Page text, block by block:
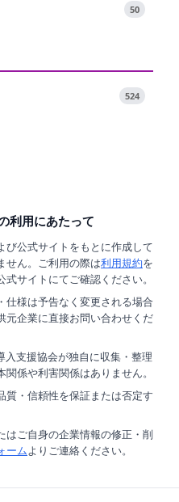
50
524
利用にあたって
び公式サイトをもとに作成して
せん。ご利用の際は利用規約を
サイトにてご確認ください。
仕様は予告なく変更される場合
元企業に直接お問い合わせくだ
支援協会が独自に収集・整理
係や利害関係はありません。
質・信頼性を保証または否定す
はご自身の企業情報の修正・削
ームよりご連絡ください。